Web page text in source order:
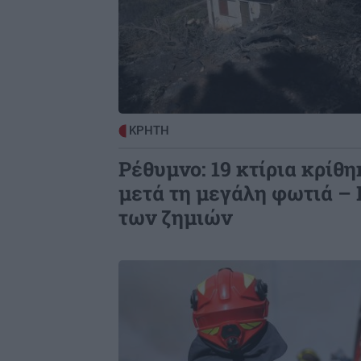
ΠΕΡΙΕΡΓΑ - ΠΑΡΑΞΕΝΑ
Μαρόκο: Δοκιμάζει δρόμους που
δροσίζουν τις πόλεις
GOSSIP - LIFESTYLE
διάθεση στην πισίνα
ΚΡΗΤΗ
Ρέθυμνο: 19 κτίρια
μετά τη μεγάλη φωτιά
των ζημιών